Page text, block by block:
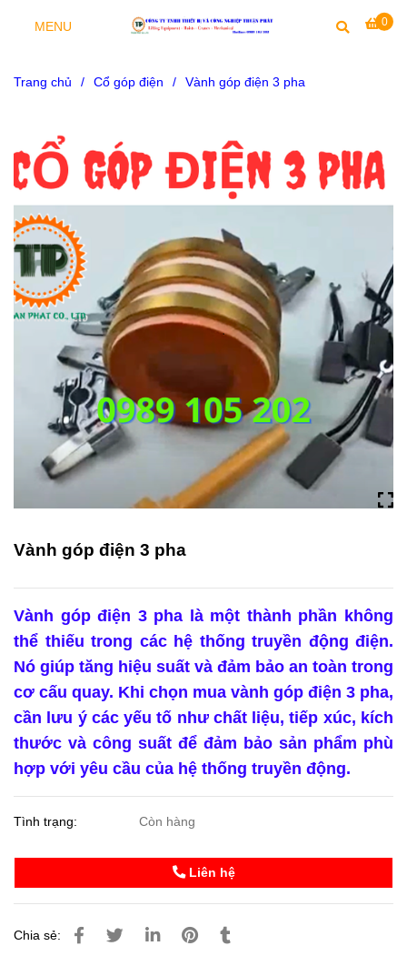
0
MENU
Trang chủ / Cổ góp điện / Vành góp điện 3 pha
Vành góp điện 3 pha
Vành góp điện 3 pha là một thành phần không
thể thiếu trong các hệ thống truyền động điện.
Nó giúp tăng hiệu suất và đảm bảo an toàn trong
cơ cấu quay. Khi chọn mua vành góp điện 3 pha,
cần lưu ý các yếu tố như chất liệu, tiếp xúc, kích
thước và công suất để đảm bảo sản phẩm phù
hợp với yêu cầu của hệ thống truyền động.
Tình trạng: Còn hàng
Liên hệ
Chia sẻ: